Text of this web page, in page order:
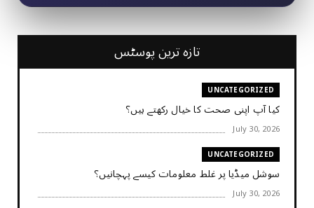
تازہ ترین پوسٹس
UNCATEGORIZED
کیا آپ اپنی صحت کا خیال رکھتے ہیں؟
July 30, 2026
UNCATEGORIZED
سوشل میڈیا پر غلط معلومات کیسے پہچانیں؟
July 30, 2026